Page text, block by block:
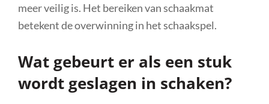
meer veilig is. Het bereiken van schaakmat
betekent de overwinning in het schaakspel.
Wat gebeurt er als een stuk
wordt geslagen in schaken?